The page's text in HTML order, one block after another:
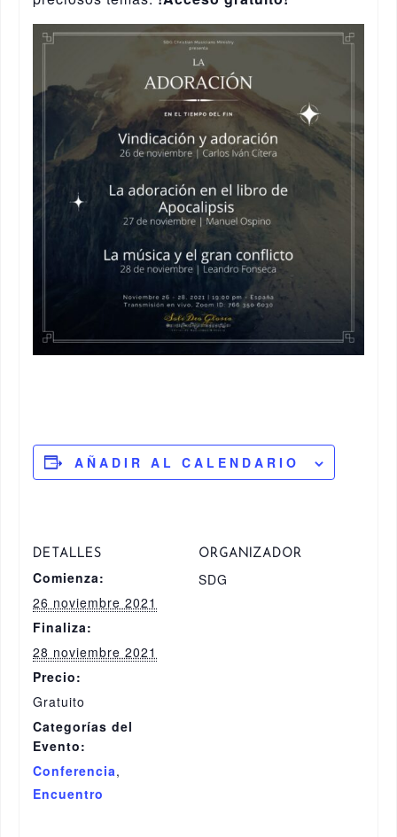
AÑADIR AL CALENDARIO
DETALLES
Comienza:
26 noviembre 2021
Finaliza:
28 noviembre 2021
Precio:
Gratuito
Categorías del
Evento:
Conferencia,
Encuentro
ORGANIZADOR
SDG